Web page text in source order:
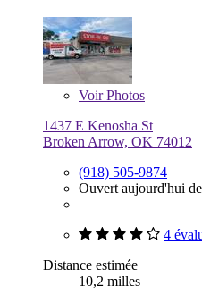
VoirPhotos
1437 E Kenosha St
Broken Arrow, OK 74012
(918) 505-9874
Ouvert aujourd'hui
4
Distance estimée
10,2 milles